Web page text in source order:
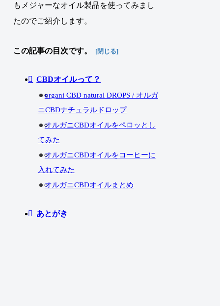
もメジャーなオイル製品を使ってみまし
たのでご紹介します。
この記事の目次です。
CBDオイルって？
organi CBD natural DROPS / オルガ
ニCBDナチュラルドロップ
オルガニCBDオイルをペロッとし
てみた
オルガニCBDオイルをコーヒーに
入れてみた
オルガニCBDオイルまとめ
あとがき